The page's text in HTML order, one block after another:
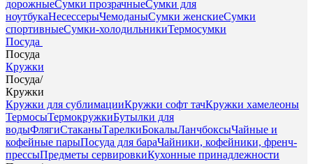
дорожныеСумки прозрачныеСумки для
ноутбукаНесессерыЧемоданыСумки женскиеСумки
спортивныеСумки-холодильникиТермосумки
Посуда
Посуда
Кружки
Посуда/
Кружки
Кружки для сублимацииКружки софт тачКружки хамелеоны
ТермосыТермокружкиБутылки для
водыФлягиСтаканыТарелкиБокалыЛанчбоксыЧайные и
кофейные парыПосуда для бараЧайники, кофейники, френч-
прессыПредметы сервировкиКухонные принадлежности